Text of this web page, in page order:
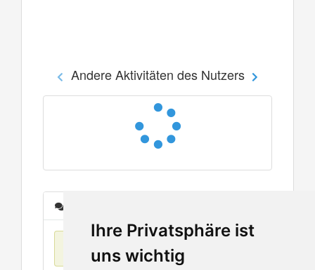
Ihre Privatsphäre ist
uns wichtig
Andere Aktivitäten des Nutzers
Keine Einträge